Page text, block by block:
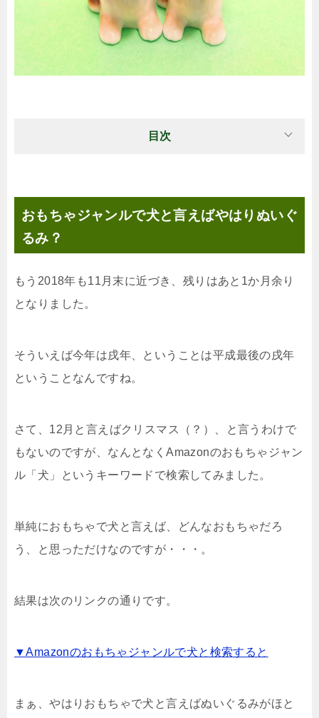
目次
おもちゃジャンルで犬と言えばやはりぬいぐ
るみ？
もう2018年も11月末に近づき、残りはあと1か月余り
となりました。
そういえば今年は戌年、ということは平成最後の戌年
ということなんですね。
さて、12月と言えばクリスマス（？）、と言うわけで
もないのですが、なんとなくAmazonのおもちゃジャン
ル「犬」というキーワードで検索してみました。
単純におもちゃで犬と言えば、どんなおもちゃだろ
う、と思っただけなのですが・・・。
結果は次のリンクの通りです。
▼Amazonのおもちゃジャンルで犬と検索すると
まぁ、やはりおもちゃで犬と言えばぬいぐるみがほと